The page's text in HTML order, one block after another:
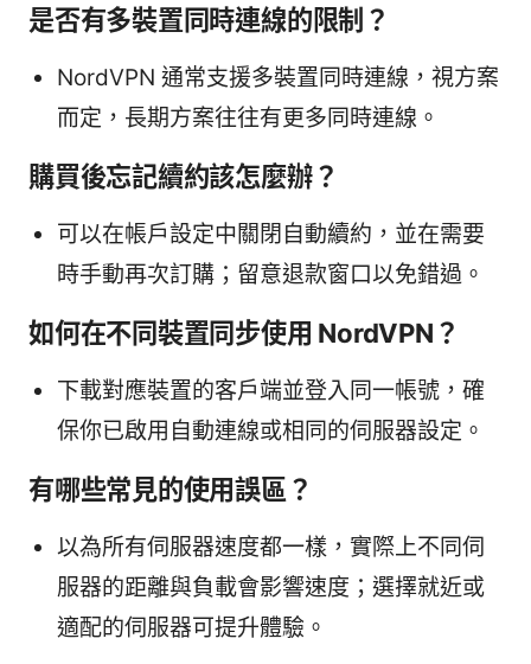
是否有多裝置同時連線的限制？
NordVPN 通常支援多裝置同時連線，視方案
而定，長期方案往往有更多同時連線。
購買後忘記續約該怎麼辦？
可以在帳戶設定中關閉自動續約，並在需要
時手動再次訂購；留意退款窗口以免錯過。
如何在不同裝置同步使用 NordVPN？
下載對應裝置的客戶端並登入同一帳號，確
保你已啟用自動連線或相同的伺服器設定。
有哪些常見的使用誤區？
以為所有伺服器速度都一樣，實際上不同伺
服器的距離與負載會影響速度；選擇就近或
適配的伺服器可提升體驗。